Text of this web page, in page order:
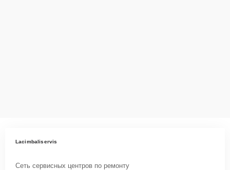
Lacimbaliservis
Сеть сервисных центров по ремонту